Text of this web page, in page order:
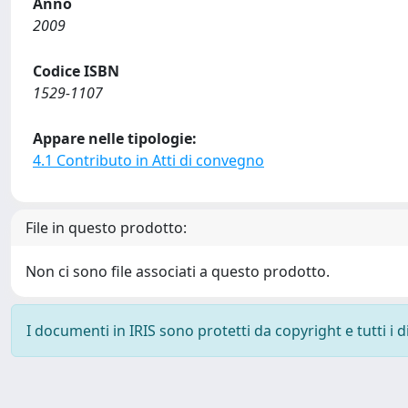
2009
Codice ISBN
1529-1107
Appare nelle tipologie:
4.1 Contributo in Atti di convegno
File in questo prodotto:
Non ci sono file associati a questo prodotto.
I documenti in IRIS sono protetti da copyright e tutti i